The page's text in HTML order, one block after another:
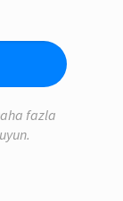
fazla